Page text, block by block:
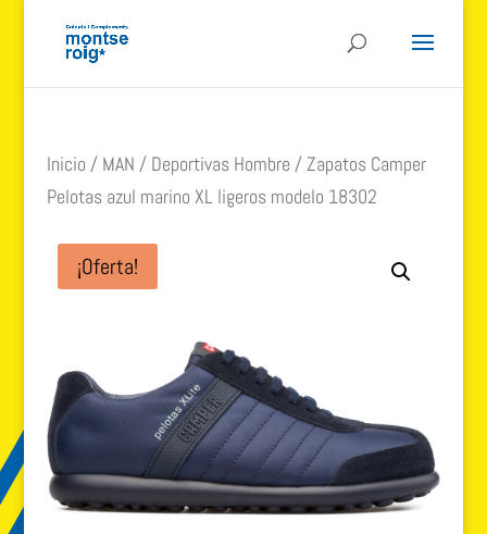
Inicio / MAN / Deportivas Hombre / Zapatos Camper
Pelotas azul marino XL ligeros modelo 18302
¡Oferta!